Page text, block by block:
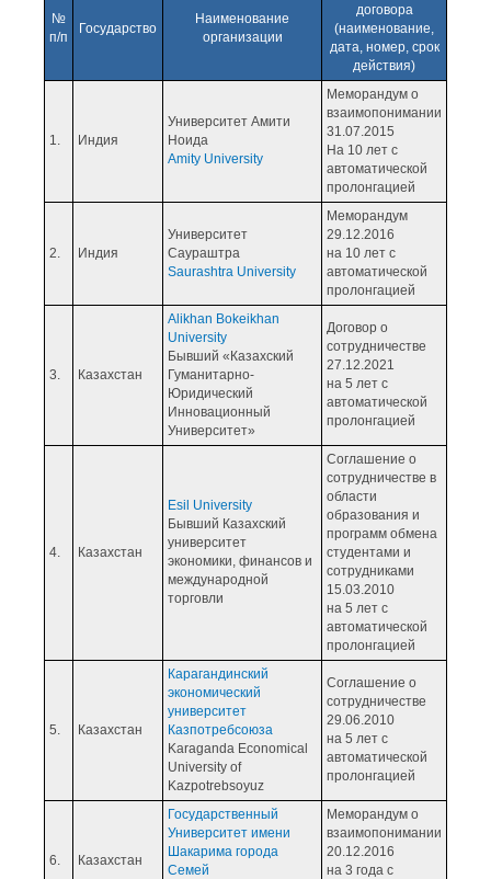
№
п/п
Государство
Наименование
организации
договора
(наименование,
дата, номер, срок
действия)
1. Индия
Университет Амити
Ноида
Amity University
Меморандум о
взаимопонимании
31.07.2015
На 10 лет с
автоматической
пролонгацией
2. Индия
Университет
Саураштра
Saurashtra University
Меморандум
29.12.2016
на 10 лет с
автоматической
пролонгацией
3. Казахстан
Alikhan Bokeikhan
University
Бывший «Казахский
Гуманитарно-
Юридический
Инновационный
Университет»
Договор о
сотрудничестве
27.12.2021
на 5 лет с
автоматической
пролонгацией
4. Казахстан
Esil University
Бывший Казахский
университет
экономики, финансов и
международной
торговли
Соглашение о
сотрудничестве в
области
образования и
программ обмена
студентами и
сотрудниками
15.03.2010
на 5 лет с
автоматической
пролонгацией
5. Казахстан
Карагандинский
экономический
университет
Казпотребсоюза
Karaganda Economical
University of
Kazpotrebsoyuz
Соглашение о
сотрудничестве
29.06.2010
на 5 лет с
автоматической
пролонгацией
6. Казахстан
Государственный
Университет имени
Шакарима города
Семей
Меморандум о
взаимопонимании
20.12.2016
на 3 года с